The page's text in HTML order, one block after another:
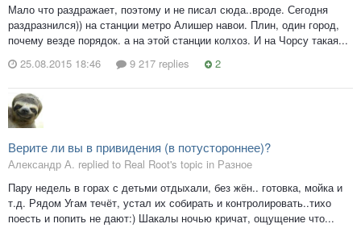
Мало что раздражает, поэтому и не писал сюда..вроде. Сегодня
раздразнился)) на станции метро Алишер навои. Плин, один город,
почему везде порядок. а на этой станции колхоз. И на Чорсу такая...
25.08.2015 18:46
9 217 replies 2
Верите ли вы в привидения (в потустороннее)?
Александр А. replied to Real Root's topic in Разное
Пару недель в горах с детьми отдыхали, без жён.. готовка, мойка и
т.д. Рядом Угам течёт, устал их собирать и контролировать..тихо
поесть и попить не дают:) Шакалы ночью кричат, ощущение что...